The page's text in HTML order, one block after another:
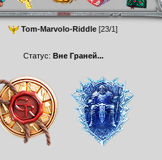
Статус: Вне Граней...
Tom-Marvolo-Riddle [23/1]